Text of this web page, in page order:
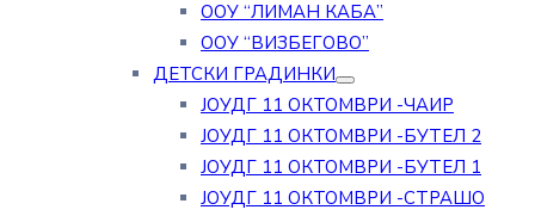
ООУ “ЛИМАН КАБА”
ООУ “ВИЗБЕГОВО”
ДЕТСКИ ГРАДИНКИ
ЈОУДГ 11 ОКТОМВРИ -ЧАИР
ЈОУДГ 11 ОКТОМВРИ -БУТЕЛ 2
ЈОУДГ 11 ОКТОМВРИ -БУТЕЛ 1
ЈОУДГ 11 ОКТОМВРИ -СТРАШО